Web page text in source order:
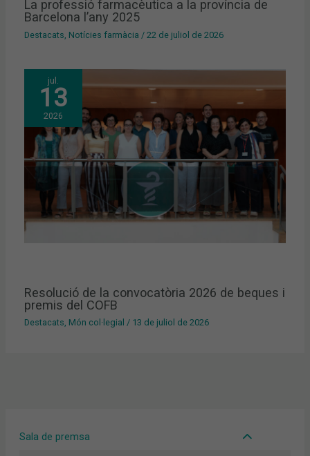
Sala de premsa
La professió farmacèutica a la província de
Barcelona l’any 2025
Destacats Notícies farmàcia /22 de juliol de 2026
jul.
13
2026
Resolució de la convocatòria 2026 de beques i
premis del COFB
Destacats, Món col·legial / 13 de juliol de 2026